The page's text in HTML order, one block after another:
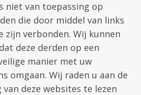
niet van toepassing op
die door middel van links
zijn verbonden. Wij kunnen
deze derden op een
manier met uw
omgaan. Wij raden u aan de
deze websites te lezen